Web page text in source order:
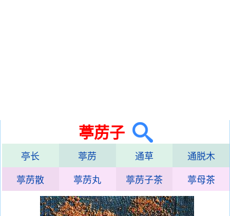
葶苈子
亭长 葶苈 通草 通脱木
葶苈散 葶苈丸 葶苈子茶 葶母茶